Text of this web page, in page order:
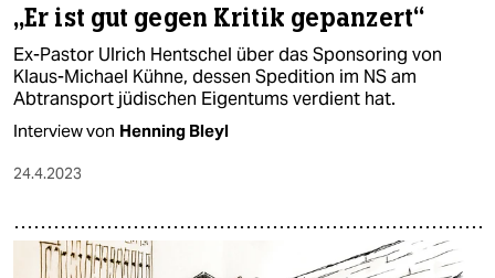
„Er ist gut gegen Kritik gepanzert“
Ex-Pastor Ulrich Hentschel über das Sponsoring von
Klaus-Michael Kühne, dessen Spedition im NS am
Abtransport jüdischen Eigentums verdient hat.
Interview von Henning Bleyl
24.4.2023